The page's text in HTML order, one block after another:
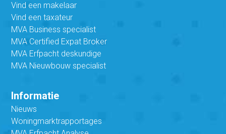
Vind een makelaar
Vind een taxateur
MVA Business specialist
MVA Certified Expat Broker
MVA Erfpacht deskundige
MVA Nieuwbouw specialist
Informatie
Nieuws
Woningmarktrapportages